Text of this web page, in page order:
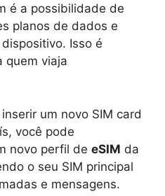
é a possibilidade de
planos de dados e
Isso é
quem viaja
um novo SIM card
você pode
novo perfil de eSIM da
o seu SIM principal
e mensagens.